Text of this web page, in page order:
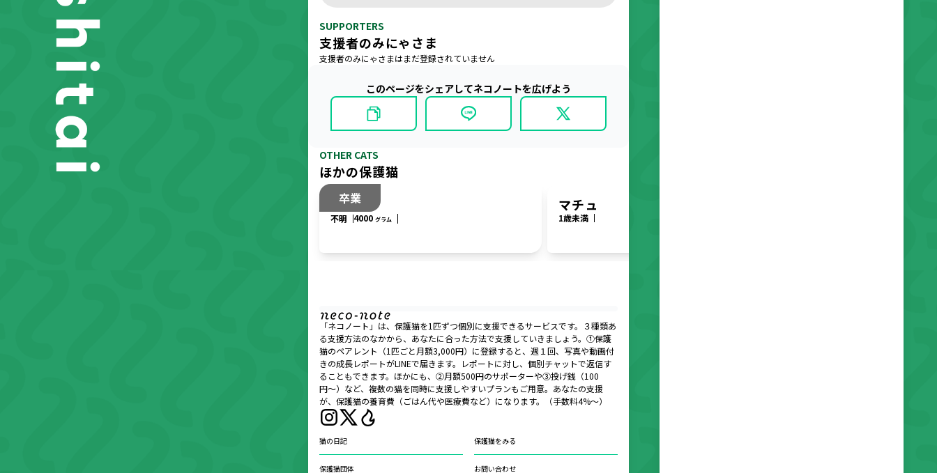
SUPPORTERS
支援者のみにゃさま
支援者のみにゃさまはまだ登録されていません
このページをシェアしてネコノートを広げよう
OTHER CATS
ほかの保護猫
卒業
なっつ
不明 4000 グラム
マチュ
1歳未満
「ネコノート」は、保護猫を1匹ずつ個別に支援できるサービスです。３種類あ
る支援方法のなかから、あなたに合った方法で支援していきましょう。①保護
猫のペアレント（1匹ごと月額3,000円）に登録すると、週１回、写真や動画付
きの成長レポートがLINEで届きます。レポートに対し、個別チャットで返信す
ることもできます。ほかにも、②月額500円のサポーターや③投げ銭（100
円〜）など、複数の猫を同時に支援しやすいプランもご用意。あなたの支援
が、保護猫の養育費（ごはん代や医療費など）になります。（手数料4%〜）
猫の日記 保護猫をみる
保護猫団体 お問い合わせ